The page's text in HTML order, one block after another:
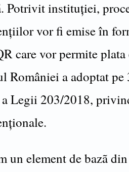
Potrivit instituției,
vor fi emise în
care vor permite
României a adoptat
a Legii 203/2018,
un element de bazã